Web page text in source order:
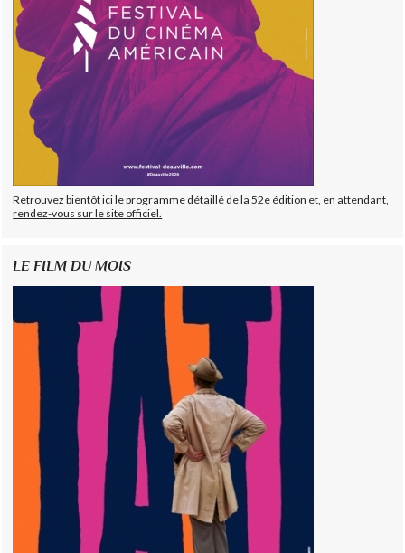
Retrouvez bientôt ici le programme détaillé de la 52e édition et, en attendant,
rendez-vous sur le site officiel.
LE FILM DU MOIS